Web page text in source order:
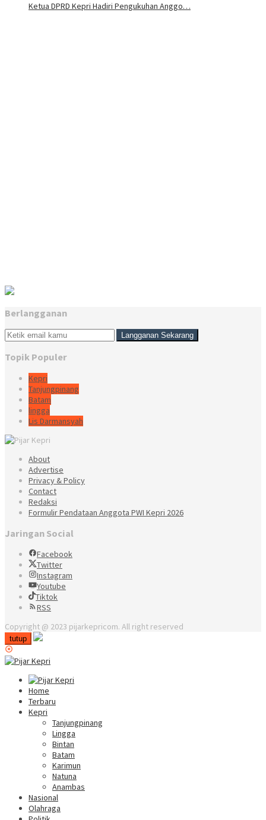
Ketua DPRD Kepri Hadiri Pengukuhan Anggo…
Berlangganan
Topik Populer
Kepri
Tanjungpinang
Batam
lingga
Lis Darmansyah
About
Advertise
Privacy & Policy
Contact
Redaksi
Formulir Pendataan Anggota PWI Kepri 2026
Jaringan Social
Facebook
Twitter
Instagram
Youtube
Tiktok
RSS
Copyright @ 2023 pijarkepricom. All right reserved
tutup
Home
Terbaru
Kepri
Tanjungpinang
Lingga
Bintan
Batam
Karimun
Natuna
Anambas
Nasional
Olahraga